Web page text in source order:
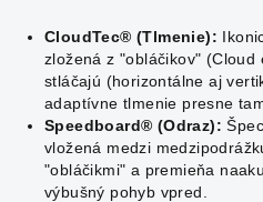
CloudTec® (Tlmenie):
zložená z "obláčikov"
stláčajú (horizontálne aj
adaptívne tlmenie presne
Speedboard® (Odraz):
vložená medzi
"obláčikmi" a premieňa
výbušný pohyb vpred.